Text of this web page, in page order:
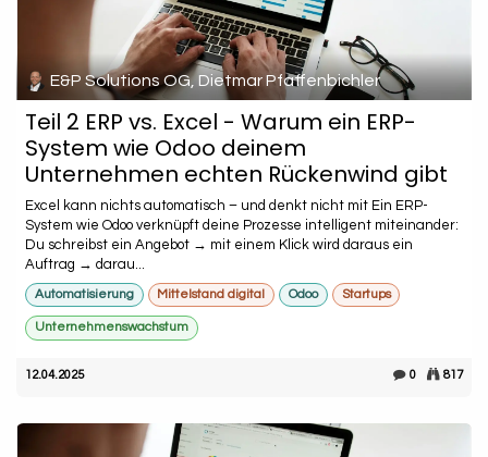
E&P Solutions OG, Dietmar Pfaffenbichler
Teil 2 ERP vs. Excel - Warum ein ERP-
System wie Odoo deinem
Unternehmen echten Rückenwind gibt
Excel kann nichts automatisch – und denkt nicht mit Ein ERP-
System wie Odoo verknüpft deine Prozesse intelligent miteinander:
Du schreibst ein Angebot → mit einem Klick wird daraus ein
Auftrag → darau...
Automatisierung Mittelstand digital Odoo Startups
Unternehmenswachstum
12.04.2025 0 817